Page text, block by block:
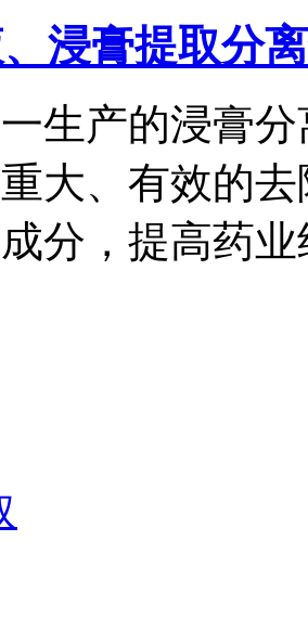
浸膏提取分
生产的浸膏
大、有效的
分，提高药